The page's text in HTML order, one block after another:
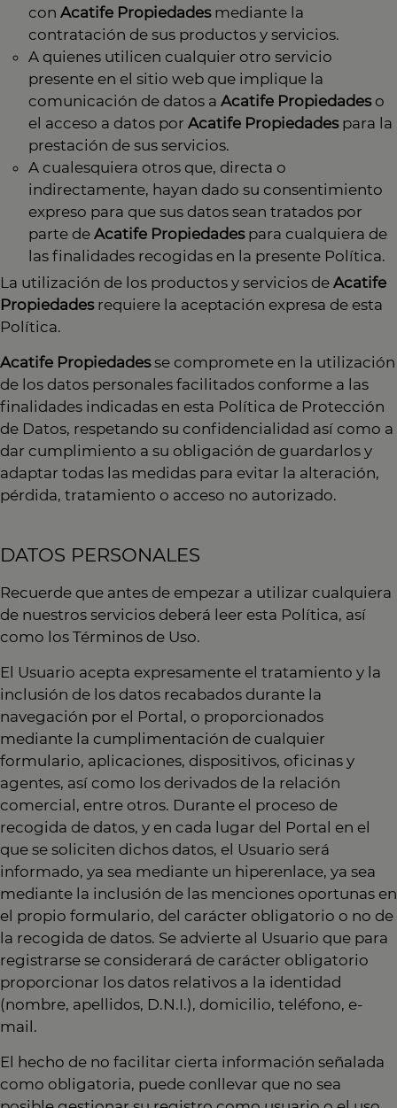
con Acatife Propiedadesmediante la
contratación de sus productos y servicios.
A quienes utilicen cualquier otro servicio
presente en el sitio web que implique la
comunicación de datos a Acatife Propiedadeso
el acceso a datos por Acatife Propiedadespara la
prestación de sus servicios.
A cualesquiera otros que, directa o
indirectamente, hayan dado su consentimiento
expreso para que sus datos sean tratados por
parte de Acatife Propiedadespara cualquiera de
las finalidades recogidas en la presente Política.
La utilización de los productos y servicios de Acatife
Propiedadesrequiere la aceptación expresa de esta
Política.
Acatife Propiedadesse compromete en la utilización
de los datos personales facilitados conforme a las
finalidades indicadas en esta Política de Protección
de Datos, respetando su confidencialidad así como a
dar cumplimiento a su obligación de guardarlos y
adaptar todas las medidas para evitar la alteración,
pérdida, tratamiento o acceso no autorizado.
DATOS PERSONALES
Recuerde que antes de empezar a utilizar cualquiera
de nuestros servicios deberá leer esta Política, así
como los Términos de Uso.
El Usuario acepta expresamente el tratamiento y la
inclusión de los datos recabados durante la
navegación por el Portal, o proporcionados
mediante la cumplimentación de cualquier
formulario, aplicaciones, dispositivos, oficinas y
agentes, así como los derivados de la relación
comercial, entre otros. Durante el proceso de
recogida de datos, y en cada lugar del Portal en el
que se soliciten dichos datos, el Usuario será
informado, ya sea mediante un hiperenlace, ya sea
mediante la inclusión de las menciones oportunas en
el propio formulario, del carácter obligatorio o no de
la recogida de datos. Se advierte al Usuario que para
registrarse se considerará de carácter obligatorio
proporcionar los datos relativos a la identidad
(nombre, apellidos, D.N.I.), domicilio, teléfono, e-
mail.
El hecho de no facilitar cierta información señalada
como obligatoria, puede conllevar que no sea